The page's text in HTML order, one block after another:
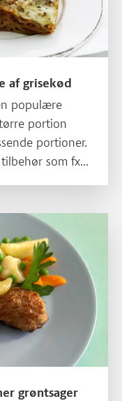
af grisekød
populære
portion
portioner.
som fx
grøntsager